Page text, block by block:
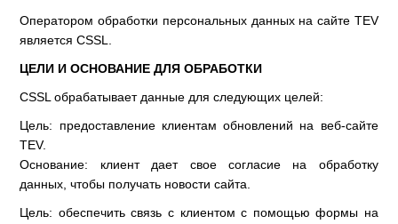
Оператором обработки персональных данных на сайте TEV
является CSSL.
ЦЕЛИ И ОСНОВАНИЕ ДЛЯ ОБРАБОТКИ
CSSL обрабатывает данные для следующих целей:
Цель: предоставление клиентам обновлений на веб-сайте
TEV.
Основание: клиент дает свое согласие на обработку
данных, чтобы получать новости сайта.
Цель: обеспечить связь с клиентом с помощью формы на